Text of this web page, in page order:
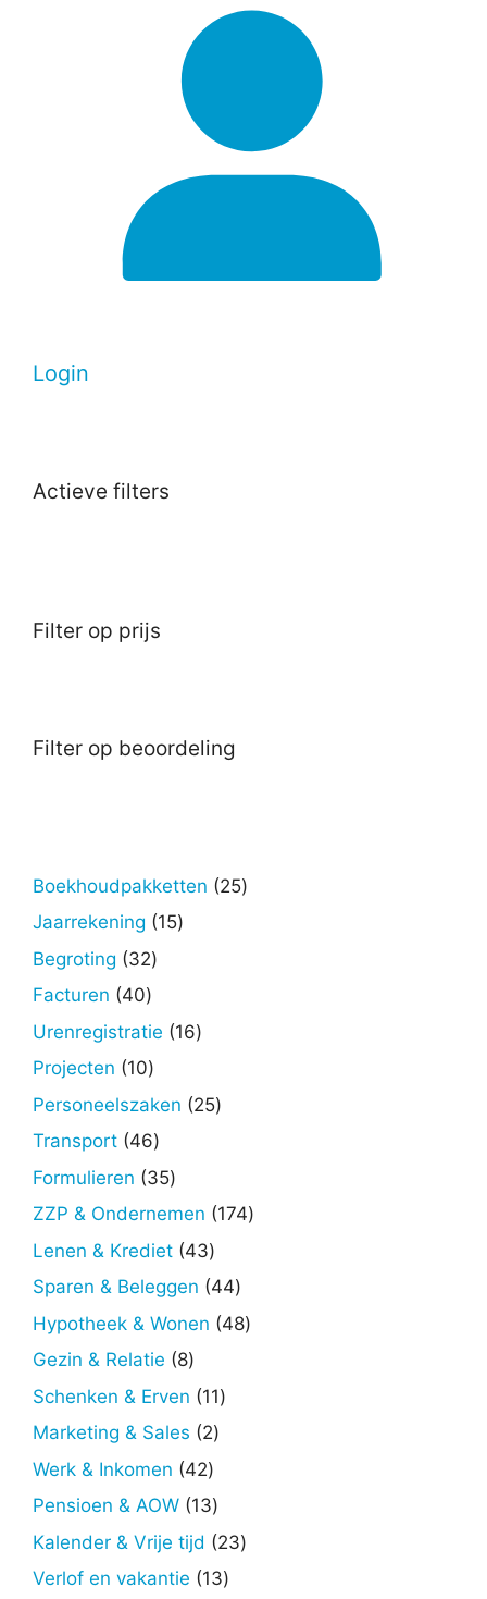
Login
Actieve filters
Filter op prijs
Filter op beoordeling
Boekhoudpakketten 2525
Jaarrekening 1515
Begroting 3232
Facturen 4040
producten
Urenregistratie 1616
Projecten 1010
producten
Personeelszaken 2525
Transport 4646
producten
Formulieren 3535
producten
ZZP & Ondernemen 174174
Lenen & Krediet 4343
producten
Sparen & Beleggen 4444
producten
Hypotheek & Wonen 4848
Gezin & Relatie 88
producten
Schenken & Erven 1111
Marketing & Sales 22
Werk & Inkomen 4242
producten
Pensioen & AOW 1313
producten
Kalender & Vrije tijd 2323
Verlof en vakantie 1313